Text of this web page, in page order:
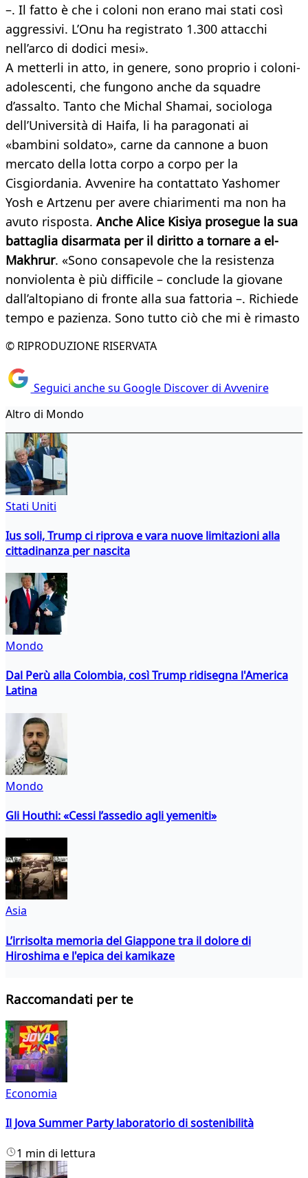
–. Il fatto è che i coloni non erano mai stati così
aggressivi. L’Onu ha registrato 1.300 attacchi
nell’arco di dodici mesi».
A metterli in atto, in genere, sono proprio i coloni-
adolescenti, che fungono anche da squadre
d’assalto. Tanto che Michal Shamai, sociologa
dell’Università di Haifa, li ha paragonati ai
«bambini soldato», carne da cannone a buon
mercato della lotta corpo a corpo per la
Cisgiordania. Avvenire ha contattato Yashomer
Yosh e Artzenu per avere chiarimenti ma non ha
avuto risposta. Anche Alice Kisiya prosegue la sua
battaglia disarmata per il diritto a tornare a el-
Makhrur. «Sono consapevole che la resistenza
nonviolenta è più difficile – conclude la giovane
dall’altopiano di fronte alla sua fattoria –. Richiede
tempo e pazienza. Sono tutto ciò che mi è rimasto
© RIPRODUZIONE RISERVATA
Seguici anche su Google Discover di Avvenire
Altro di Mondo
Stati Uniti
Ius soli, Trump ci riprova e vara nuove limitazioni alla
cittadinanza per nascita
Mondo
Dal Perù alla Colombia, così Trump ridisegna l'America
Latina
Mondo
Gli Houthi: «Cessi l’assedio agli yemeniti»
Asia
L’irrisolta memoria del Giappone tra il dolore di
Hiroshima e l'epica dei kamikaze
Raccomandati per te
Economia
Il Jova Summer Party laboratorio di sostenibilità
1 min di lettura